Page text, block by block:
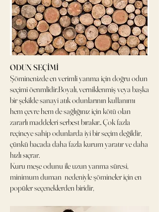
ODUN SEÇİMİ
Şöminenizde en verimli yanma için doğru odun
seçimi öenmlidir.Boyalı, verniklenmiş veya başka
bir şekilde sanayi atık odunlarının kullanımı
hem çevre hem de sağlığınız için kötü olan
zararlı maddeleri serbest bırakır.. Çok fazla
reçineye sahip odunlarda iyi bir seçim değildir,
çünkü bacada daha fazla kurum yaratır ve daha
hızlı sıçrar.
Kuru meşe odunu ile uzun yanma süresi,
minimum duman nedeniyle şömineler için en
popüler seçeneklerden biridir,